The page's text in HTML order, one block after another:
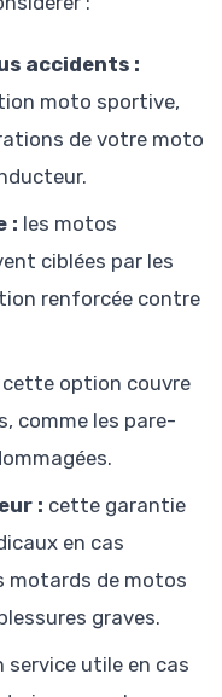
accidents :
moto sportive,
de votre moto
: les motos
ciblées par les
renforcée contre
cette option couvre
comme les pare-
: cette garantie
en cas
motards de motos
graves.
service utile en cas